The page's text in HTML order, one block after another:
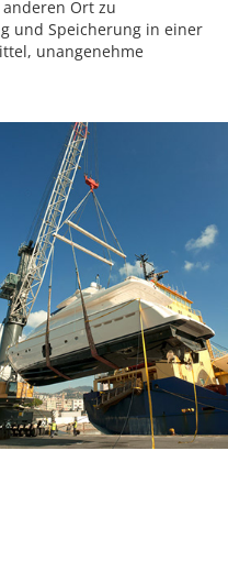
Ort zu
und Speicherung in einer
unangenehme